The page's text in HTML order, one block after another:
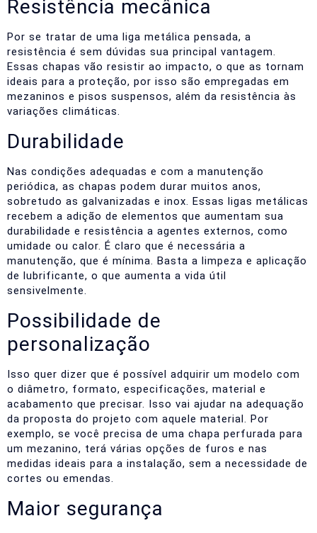
Resistência mecânica
Por se tratar de uma liga metálica pensada, a
resistência é sem dúvidas sua principal vantagem.
Essas chapas vão resistir ao impacto, o que as tornam
ideais para a proteção, por isso são empregadas em
mezaninos e pisos suspensos, além da resistência às
variações climáticas.
Durabilidade
Nas condições adequadas e com a manutenção
periódica, as chapas podem durar muitos anos,
sobretudo as galvanizadas e inox. Essas ligas metálicas
recebem a adição de elementos que aumentam sua
durabilidade e resistência a agentes externos, como
umidade ou calor. É claro que é necessária a
manutenção, que é mínima. Basta a limpeza e aplicação
de lubrificante, o que aumenta a vida útil
sensivelmente.
Possibilidade de
personalização
Isso quer dizer que é possível adquirir um modelo com
o diâmetro, formato, especificações, material e
acabamento que precisar. Isso vai ajudar na adequação
da proposta do projeto com aquele material. Por
exemplo, se você precisa de uma chapa perfurada para
um mezanino, terá várias opções de furos e nas
medidas ideais para a instalação, sem a necessidade de
cortes ou emendas.
Maior segurança